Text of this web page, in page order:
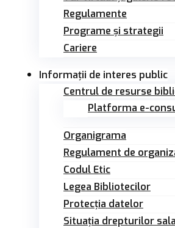
Regulamente
Programe și strategii
Cariere
Informații de interes public
Centrul de resurse
Platforma e-
Organigrama
Regulament de
Codul Etic
Legea Bibliotecilor
Protecția datelor
Situația drepturilor